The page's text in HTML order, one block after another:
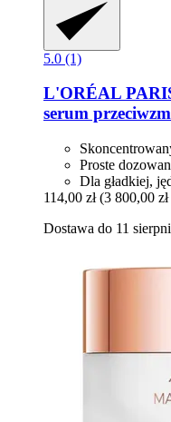
5.0 (1)
L'ORÉAL
serum
Proste
Dla gładkiej,
114,00 zł (3 800,00
Dostawa do 11